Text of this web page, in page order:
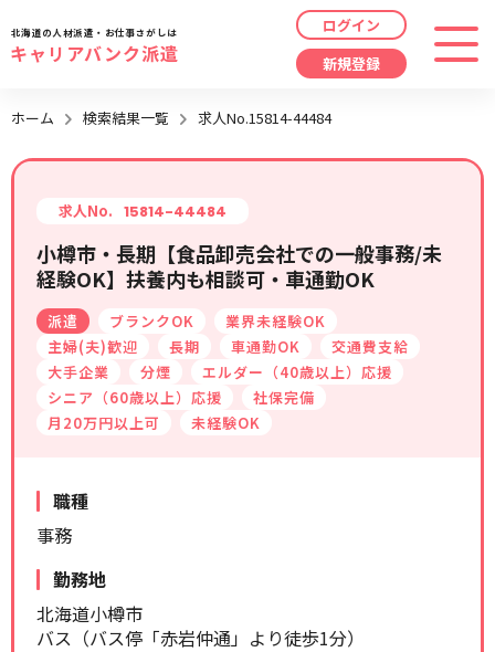
職種 指定なし
給与 時給/日給/月給から選択
こだわり 指定なし
キーワード 指定なし
最近見た求人
最近利用した検索条件
検索履歴はありません。
北海道の人材派遣・お仕事さがしは
キャリアバンク派遣
ログイン
新規登録
ホーム 検索結果一覧 求人No.15814-44484
求人No. 15814-44484
小樽市・長期【食品卸売会社での一般事務/未
経験OK】扶養内も相談可・車通勤OK
派遣 ブランクOK
業界未経験OK
主婦(夫)歓迎
長期 車通勤OK
交通費支給
大手企業
分煙
エルダー（40歳以上）応援
シニア（60歳以上）応援
社保完備
月20万円以上可
未経験OK
職種
事務
勤務地
北海道小樽市
バス（バス停「赤岩仲通」より徒歩1分）